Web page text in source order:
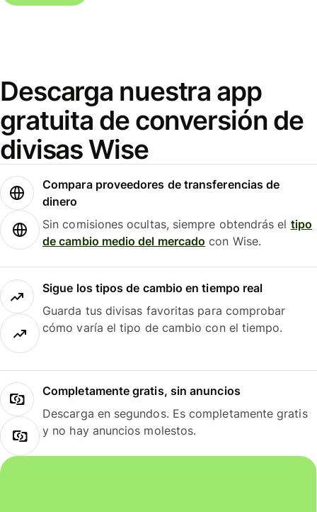
Descarga nuestra app
gratuita de conversión de
divisas Wise
Compara proveedores de transferencias de
dinero
Sin comisiones ocultas, siempre obtendrás el tipo
de cambio medio del mercado con Wise.
Sigue los tipos de cambio en tiempo real
Guarda tus divisas favoritas para comprobar
cómo varía el tipo de cambio con el tiempo.
Completamente gratis, sin anuncios
Descarga en segundos. Es completamente gratis
y no hay anuncios molestos.